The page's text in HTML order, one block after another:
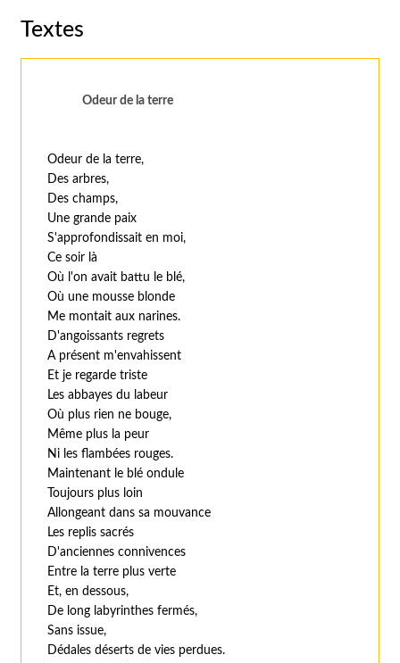
Textes
Odeur de la terre
Odeur de la terre,
Des arbres,
Des champs,
Une grande paix
S'approfondissait en moi,
Ce soir là
Où l'on avait battu le blé,
Où une mousse blonde
Me montait aux narines.
D'angoissants regrets
A présent m'envahissent
Et je regarde triste
Les abbayes du labeur
Où plus rien ne bouge,
Même plus la peur
Ni les flambées rouges.
Maintenant le blé ondule
Toujours plus loin
Allongeant dans sa mouvance
Les replis sacrés
D'anciennes connivences
Entre la terre plus verte
Et, en dessous,
De long labyrinthes fermés,
Sans issue,
Dédales déserts de vies perdues.